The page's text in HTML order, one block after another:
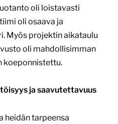
oli loistavasti
oli osaava ja
Myös projektin aikataulu
oli mahdollisimman
koeponnistettu.
ja saavutettavuus
heidän tarpeensa